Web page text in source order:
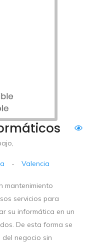
- Valencia
mantenimiento
servicios para
su informática en un
De esta forma se
negocio sin